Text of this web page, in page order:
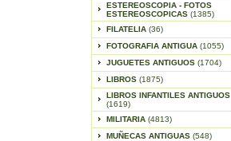
ESTEREOSCOPIA - FOTOS
ESTEREOSCOPICAS (1385)
FILATELIA (36)
FOTOGRAFIA ANTIGUA (1055)
JUGUETES ANTIGUOS (1704)
LIBROS (1875)
LIBROS INFANTILES ANTIGUOS
(1619)
MILITARIA (4813)
MUÑECAS ANTIGUAS (548)